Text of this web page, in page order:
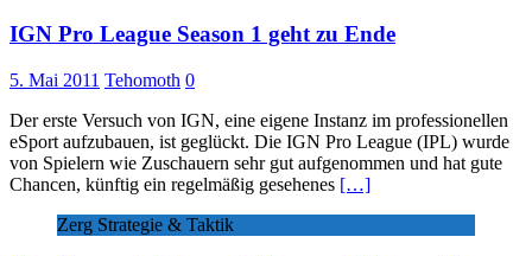
IGN Pro League Season 1 geht zu Ende
5. Mai 2011 Tehomoth 0
Der erste Versuch von IGN, eine eigene Instanz im professionellen
eSport aufzubauen, ist geglückt. Die IGN Pro League (IPL) wurde
von Spielern wie Zuschauern sehr gut aufgenommen und hat gute
Chancen, künftig ein regelmäßig gesehenes […]
Zerg Strategie & Taktik